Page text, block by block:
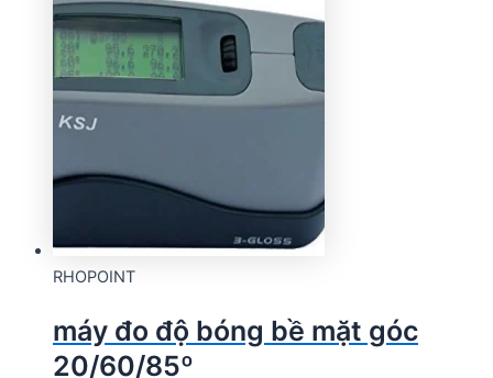
RHOPOINT
máy đo độ bóng bề mặt góc
20/60/85º